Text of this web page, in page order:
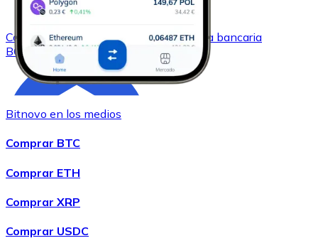
ComprarBitcoin Cashcon transferencia bancaria
BCH
ComprarChainlink
LINK
Bitnovo en los medios
Comprar BTC
Comprar ETH
Comprar XRP
Comprar USDC